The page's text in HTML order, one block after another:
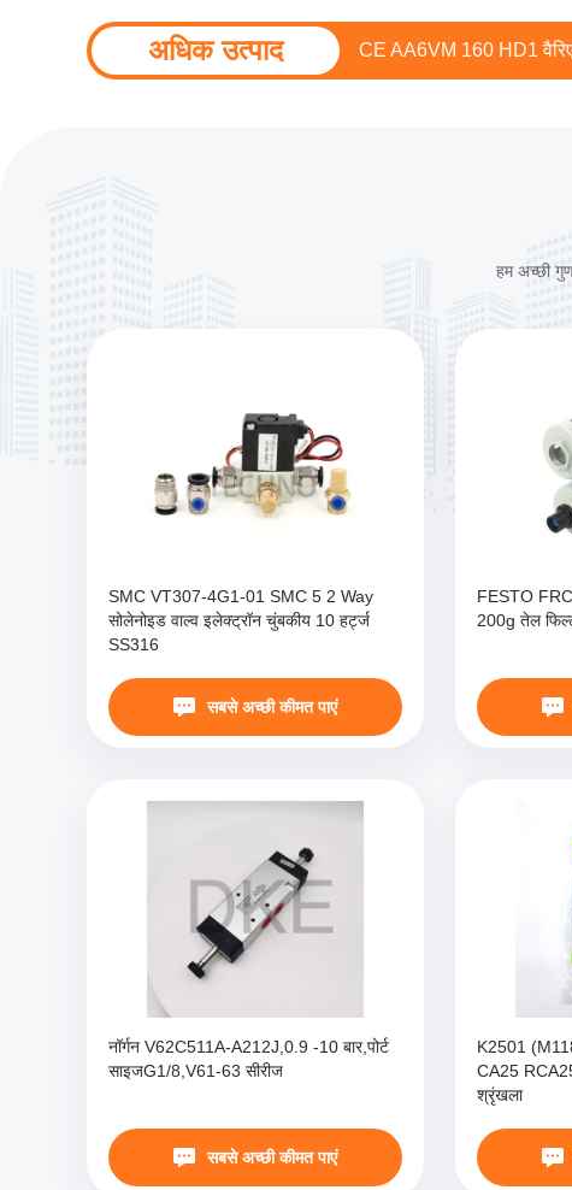
अधिक उत्पाद रेक्सरोथ AA6VM 107 HD1
हम अच्छी
SMC VT307-4G1-01 SMC 5 2 Way
सोलेनोइड वाल्व इलेक्ट्रॉन चुंबकीय 10 हर्ट्ज
SS316
सबसे अच्छी कीमत पाएं
FESTO
200g तेल
नॉर्गन V62C511A-A212J,0.9 -10 बार,पोर्ट
साइजG1/8,V61-63 सीरीज
सबसे अच्छी कीमत पाएं
K2501
CA25
श्रृंखला